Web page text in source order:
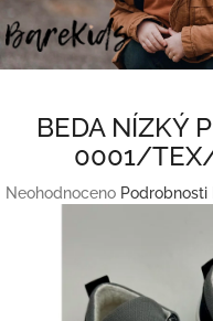
Přejít
na
obsah
BEDA NÍZKÝ
0001/
Průměrné
Neohodnoceno Podrobnosti